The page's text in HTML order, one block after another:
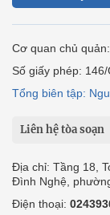
Cơ quan chủ
Số giấy phép:
Tổng biên tập:
Liên hệ tòa soạn
Địa chỉ: Tầng 18,
Đình Nghệ,
Điện thoại: